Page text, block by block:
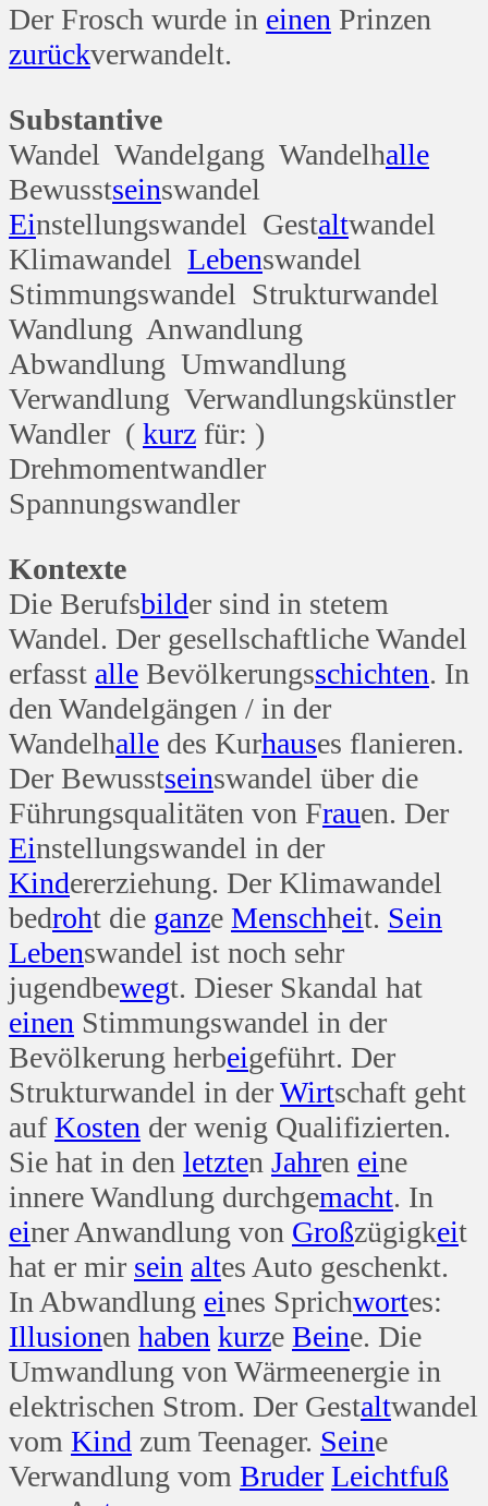
Der Frosch wurde in einen Prinzen
zurückverwandelt.
Substantive
Wandel Wandelgang Wandelhalle
Bewusstseinswandel
Einstellungswandel Gestaltwandel
Klimawandel Lebenswandel
Stimmungswandel Strukturwandel
Wandlung Anwandlung
Abwandlung Umwandlung
Verwandlung Verwandlungskünstler
Wandler ( kurz für: )
Drehmomentwandler
Spannungswandler
Kontexte
Die Berufsbilder sind in stetem
Wandel. Der gesellschaftliche Wandel
erfasst alle Bevölkerungsschichten. In
den Wandelgängen / in der
Wandelhalle des Kurhauses flanieren.
Der Bewusstseinswandel über die
Führungsqualitäten von Frauen. Der
Einstellungswandel in der
Kindererziehung. Der Klimawandel
bedroht die ganze Menschheit. Sein
Lebenswandel ist noch sehr
jugendbewegt. Dieser Skandal hat
einen Stimmungswandel in der
Bevölkerung herbeigeführt. Der
Strukturwandel in derWirtschaft geht
aufKosten der wenig Qualifizierten.
Sie hat in den letzten Jahren eine
innere Wandlung durchgemacht. In
einer Anwandlung von Großzügigkeit
hat er mir sein altes Auto geschenkt.
In Abwandlung eines Sprichwortes:
Illusionen haben kurze Beine. Die
Umwandlung von Wärmeenergie in
elektrischen Strom. Der Gestaltwandel
vom Kind zum Teenager. Seine
Verwandlung vom Bruder Leichtfuß